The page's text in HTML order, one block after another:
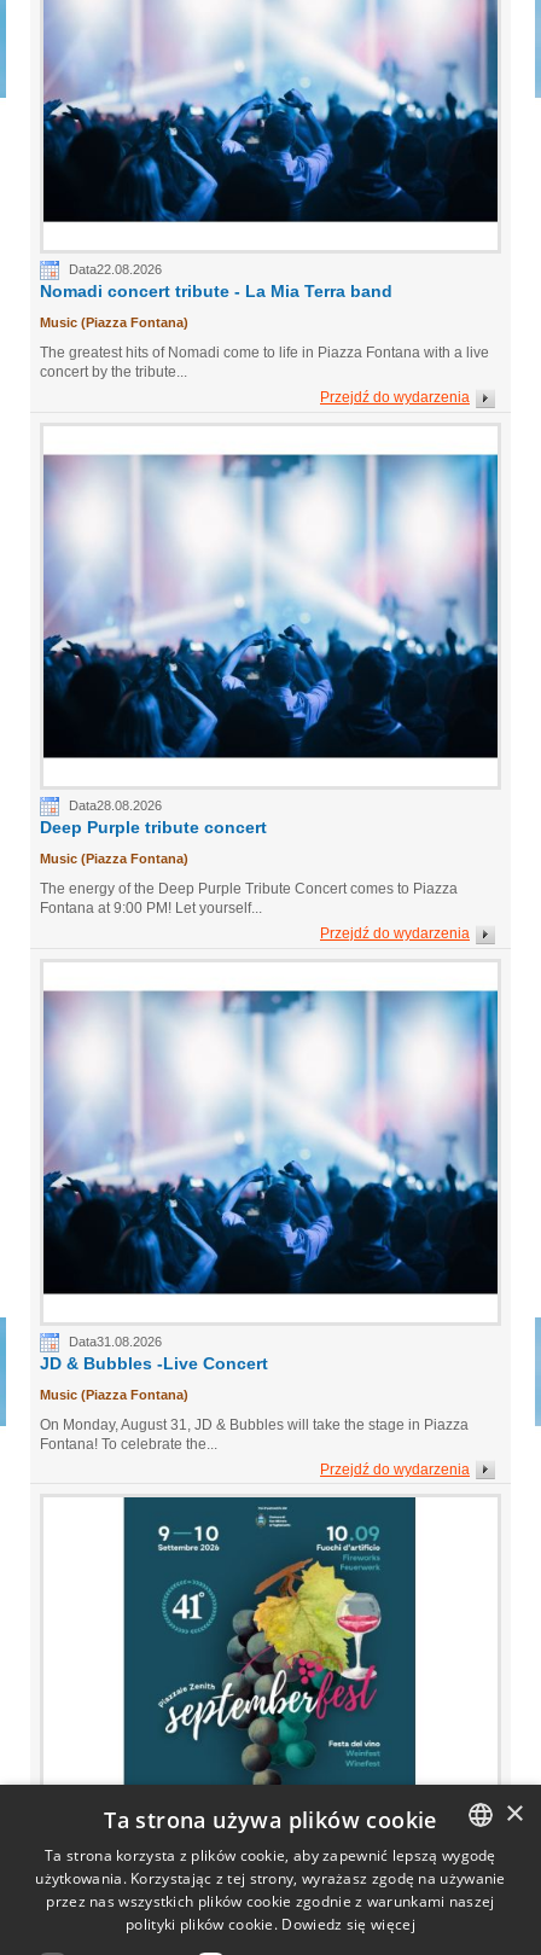
Data22.08.2026
Nomadi concert tribute - La Mia Terra band
Music (Piazza Fontana)
The greatest hits of Nomadi come to life in Piazza Fontana with a live
concert by the tribute...
Przejdź do wydarzenia
Data28.08.2026
Deep Purple tribute concert
Music (Piazza Fontana)
The energy of the Deep Purple Tribute Concert comes to Piazza
Fontana at 9:00 PM! Let yourself...
Przejdź do wydarzenia
Data31.08.2026
JD & Bubbles -Live Concert
Music (Piazza Fontana)
On Monday, August 31, JD & Bubbles will take the stage in Piazza
Fontana! To celebrate the...
Przejdź do wydarzenia
Od09.09.2026 do10.09.2026
Septemberfest 2026
Food and wine (Piazzale Zenith e Via della Luna)
ITALIAN
×
Ta strona używa plików cookie
Ta strona korzysta z plików cookie, aby zapewnić lepszą wygodę
użytkowania. Korzystając z tej strony, wyrażasz zgodę na używanie
przez nas wszystkich plików cookie zgodnie z warunkami naszej
polityki plików cookie. Dowiedz się więcej